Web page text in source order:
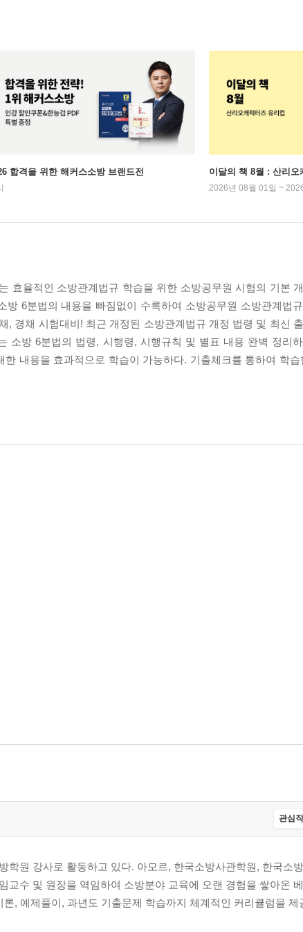
합격을 위한 해커스소방 브랜드전 이달의 책 8월 : 산리오
2026년 08월 01일 ~
효율적인 소방관계법규 학습을 위한 소방공무원 시험의 기본
6분법의 내용을 빠짐없이 수록하여 소방공무원 소방관계법
, 경채 시험대비! 최근 개정된 소방관계법규 개정 법령 및 최신
소방 6분법의 법령, 시행령, 시행규칙 및 별표 내용 완벽 정리
내용을 효과적으로 학습이 가능하다. 기출체크를 통하여 학
관심
학원 강사로 활동하고 있다. 아모르, 한국소방사관학원, 한국소
교수 및 원장을 역임하여 소방분야 교육에 오랜 경험을 쌓아온
, 예제풀이, 과년도 기출문제 학습까지 체계적인 커리큘럼을 제